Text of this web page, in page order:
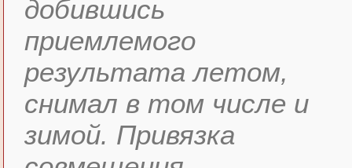
добившись
приемлемого
результата летом,
снимал в том числе и
зимой. Привязка